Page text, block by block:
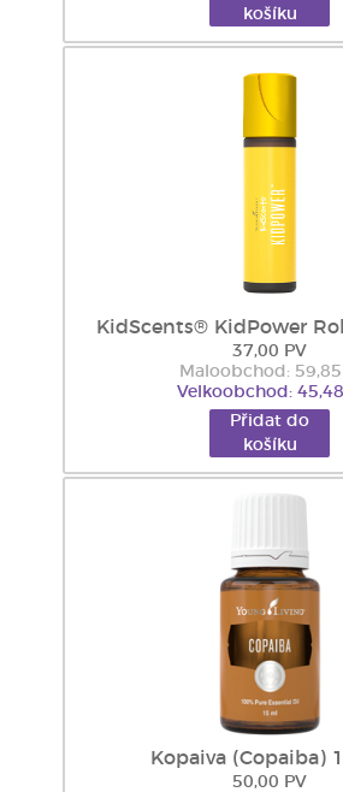
košíku
KidScents® KidPower
37,00 PV
Maloobchod:
Velkoobchod:
Přidat do
košíku
Kopaiva (Copaiba)
50,00 PV